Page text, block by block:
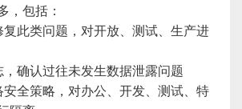
，包括：
此类问题，对开放、测试、生产进
确认过往未发生数据泄露问题
全策略，对办公、开发、测试、特